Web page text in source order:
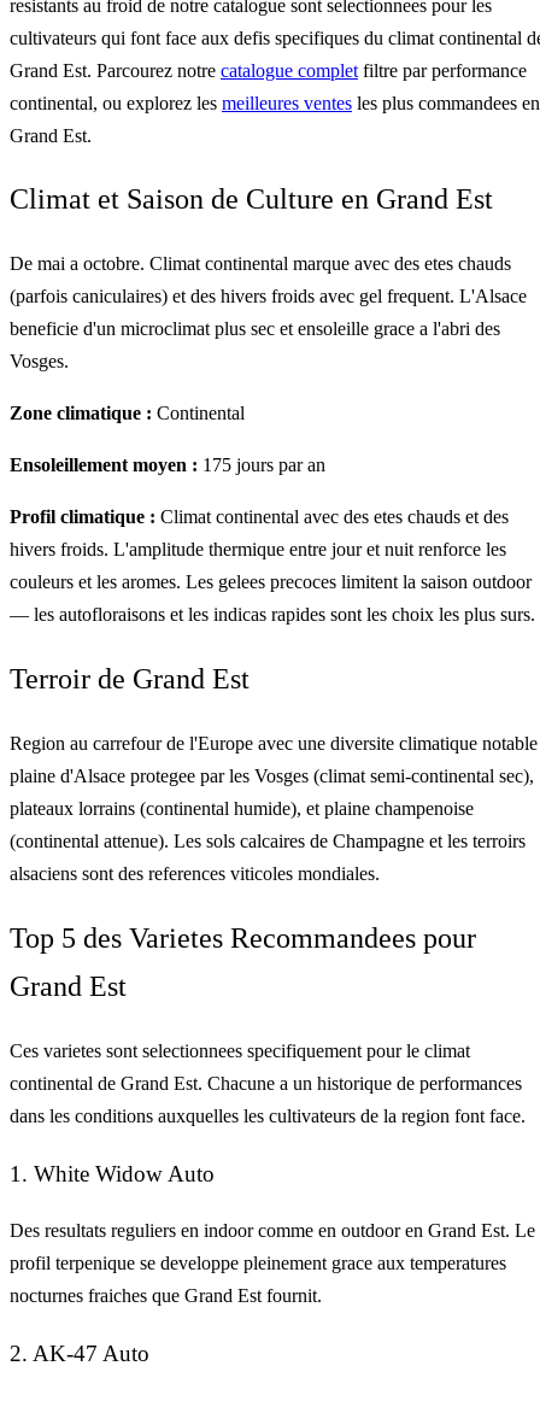
resistants au froid de notre catalogue sont selectionnees pour les
cultivateurs qui font face aux defis specifiques du climat continental
Grand Est. Parcourez notre catalogue complet filtre par performance
continental, ou explorez les meilleures ventes les plus commandees en
Grand Est.
Climat et Saison de Culture en Grand Est
De mai a octobre. Climat continental marque avec des etes chauds
(parfois caniculaires) et des hivers froids avec gel frequent. L'Alsace
beneficie d'un microclimat plus sec et ensoleille grace a l'abri des
Vosges.
Zone climatique : Continental
Ensoleillement moyen : 175 jours par an
Profil climatique : Climat continental avec des etes chauds et des
hivers froids. L'amplitude thermique entre jour et nuit renforce les
couleurs et les aromes. Les gelees precoces limitent la saison outdoor
— les autofloraisons et les indicas rapides sont les choix les plus surs.
Terroir de Grand Est
Region au carrefour de l'Europe avec une diversite climatique
plaine d'Alsace protegee par les Vosges (climat semi-continental sec),
plateaux lorrains (continental humide), et plaine champenoise
(continental attenue). Les sols calcaires de Champagne et les terroirs
alsaciens sont des references viticoles mondiales.
Top 5 des Varietes Recommandees pour
Grand Est
Ces varietes sont selectionnees specifiquement pour le climat
continental de Grand Est. Chacune a un historique de performances
dans les conditions auxquelles les cultivateurs de la region font face.
1. White Widow Auto
Des resultats reguliers en indoor comme en outdoor en Grand Est. Le
profil terpenique se developpe pleinement grace aux temperatures
nocturnes fraiches que Grand Est fournit.
2. AK-47 Auto